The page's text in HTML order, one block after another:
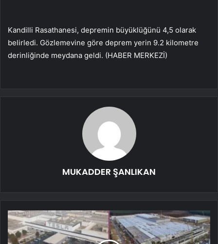
Kandilli Rasathanesi, depremin büyüklüğünü 4,5 olarak
belirledi. Gözlemevine göre deprem yerin 9.2 kilometre
derinliğinde meydana geldi. (HABER MERKEZİ)
MUKADDER ŞANLIKAN